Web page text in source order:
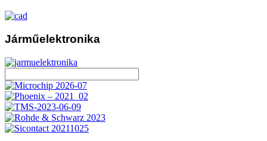
Járműelektronika